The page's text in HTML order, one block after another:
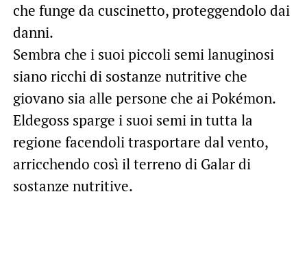
che funge da cuscinetto, proteggendolo dai
danni.
Sembra che i suoi piccoli semi lanuginosi
siano ricchi di sostanze nutritive che
giovano sia alle persone che ai Pokémon.
Eldegoss sparge i suoi semi in tutta la
regione facendoli trasportare dal vento,
arricchendo così il terreno di Galar di
sostanze nutritive.